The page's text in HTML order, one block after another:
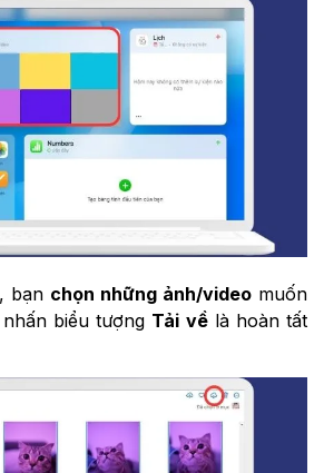
bạn chọn những ảnh/video muốn
biểu tượng Tải vềlà hoàn tất